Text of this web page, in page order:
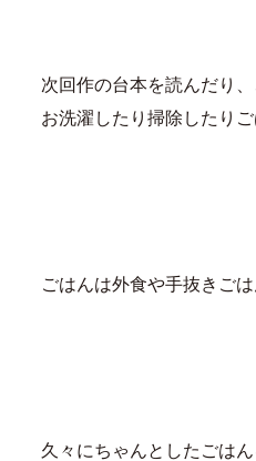
次回作の台本を読んだり
お洗濯したり掃除したり
ごはんは外食や手抜きご
久々にちゃんとしたごは